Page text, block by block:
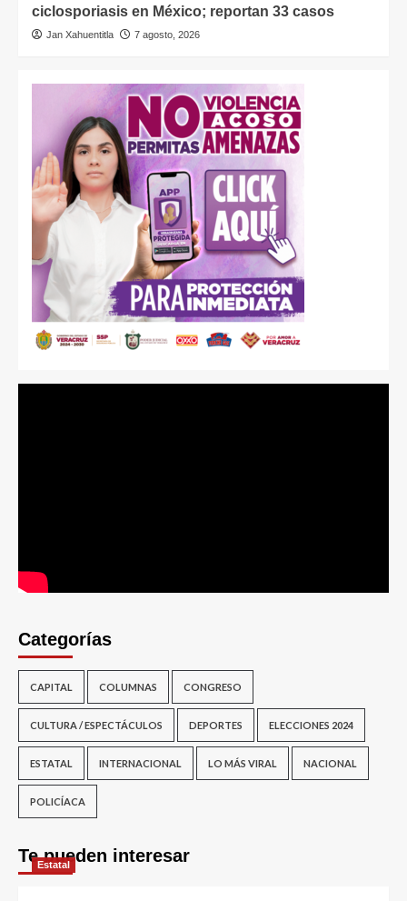
ciclosporiasis en México; reportan 33 casos
Jan Xahuentitla 7 agosto, 2026
Categorías
CAPITAL COLUMNAS CONGRESO
CULTURA / ESPECTÁCULOS DEPORTES ELECCIONES 2024
ESTATAL INTERNACIONAL LO MÁS VIRAL NACIONAL
POLICÍACA
Te pueden interesar
Estatal